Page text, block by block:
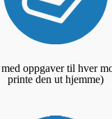
oppgaver til hver
printe den ut hjemme)